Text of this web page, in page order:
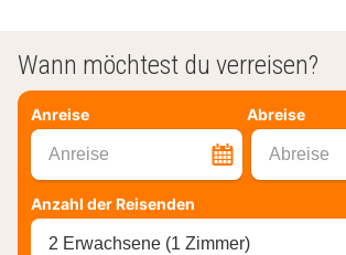
Wann möchtest du verreisen?
Anreise Abreise
Anreise Abreise
Anzahl der Reisenden
2 Erwachsene (1 Zimmer)